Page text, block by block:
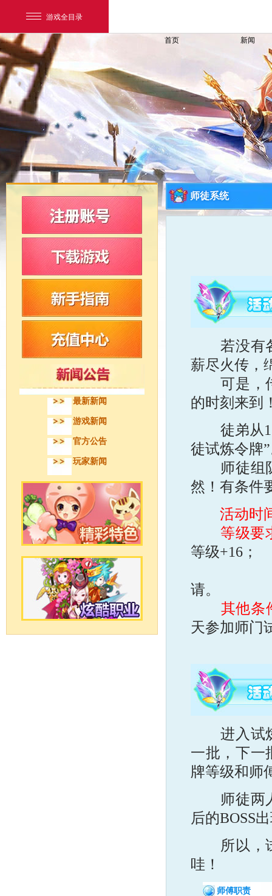
游戏全目录
网易游戏
游戏爱好者
我的足迹： 新飞飞
首页 新闻
最新新闻
游戏新闻
官方公告
玩家新闻
师徒系统
若没有各
薪尽火传，
可是，传
的时刻来到
徒弟从17
徒试炼令牌
师徒组队
然！有条件
活动时
等级要
等级+16；
请。
其他条
天参加师门
进入试炼
一批，下一
牌等级和师
师徒两人
后的BOSS
所以，试
哇！
师傅职责